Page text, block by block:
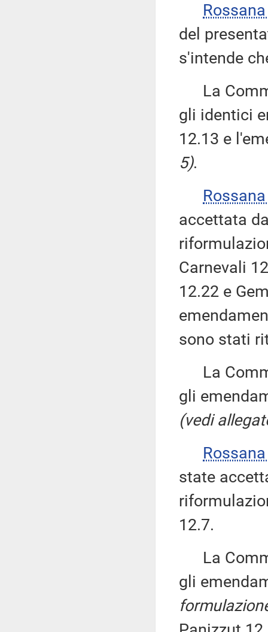
del
s'intende
La
gli identici
12.13 e
5).
accettata
Carnevali
12.22 e
sono stati
La
gli
(vedi
state
12.7.
La
gli